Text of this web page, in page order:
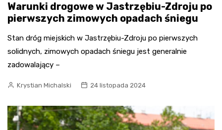
Warunki drogowe w Jastrzębiu-Zdroju po
pierwszych zimowych opadach śniegu
Stan dróg miejskich w Jastrzębiu-Zdroju po pierwszych
solidnych, zimowych opadach śniegu jest generalnie
zadowalający –
Krystian Michalski 24 listopada 2024